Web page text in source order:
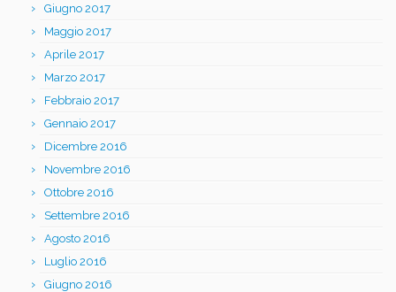
Giugno 2017
Maggio 2017
Aprile 2017
Marzo 2017
Febbraio 2017
Gennaio 2017
Dicembre 2016
Novembre 2016
Ottobre 2016
Settembre 2016
Agosto 2016
Luglio 2016
Giugno 2016